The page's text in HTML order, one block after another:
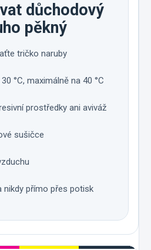
důchodový
pěkný
tričko naruby
°C, maximálně na 40 °C
prostředky ani aviváž
sušičce
nikdy přímo přes potisk